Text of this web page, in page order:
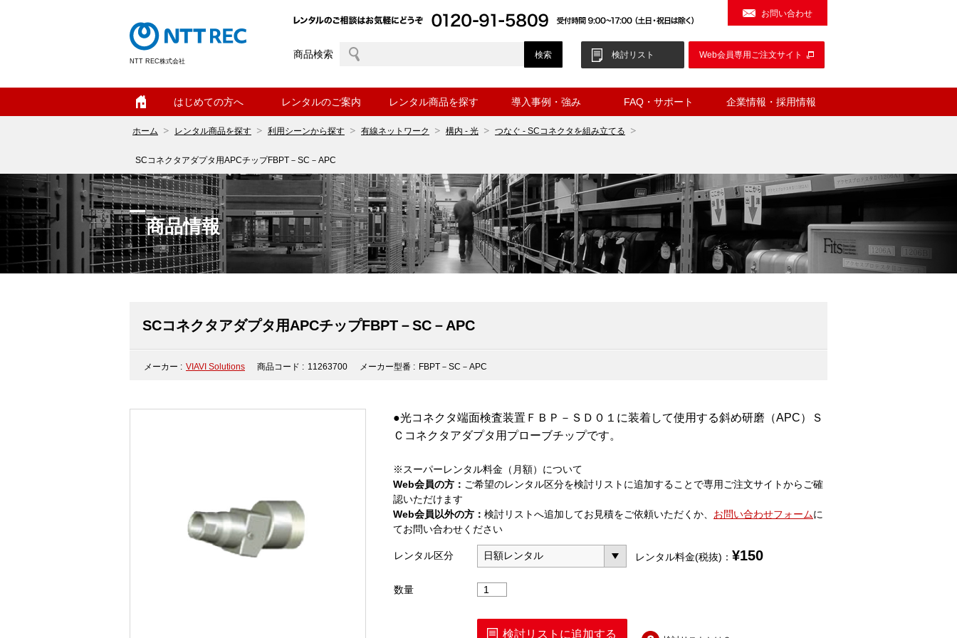
NTT REC株式会社
お問い合わせ
商品検索 検討リスト Web会員専用ご注文サイト
はじめての方へ レンタルのご案内 レンタル商品を探す 導入事例・強み FAQ・サポート 企業情報・採用情報
ホーム レンタル商品を探す 利用シーンから探す 有線ネットワーク 構内 - 光 つなぐ - SCコネクタを組み立てる
SCコネクタアダプタ用APCチップFBPT－SC－APC
商品情報
SCコネクタアダプタ用APCチップFBPT－SC－APC
メーカー : VIAVI Solutions 商品コード : 11263700 メーカー型番 : FBPT－SC－APC
●光コネクタ端面検査装置ＦＢＰ－ＳＤ０１に装着して使用する斜め研磨（APC）Ｓ
Ｃコネクタアダプタ用プローブチップです。
※スーパーレンタル料金（月額）について
Web会員の方： ご希望のレンタル区分を検討リストに追加することで専用ご注文サイトからご確
認いただけます
Web会員以外の方： 検討リストへ追加してお見積をご依頼いただくか、 お問い合わせフォームに
てお問い合わせください
レンタル区分 レンタル料金(税抜)： ¥150
数量
SC
ネ
検討リストに追加する